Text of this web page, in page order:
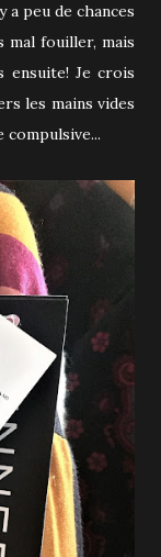
peu de chances
mal fouiller, mais
ensuite! Je crois
les mains vides